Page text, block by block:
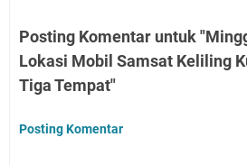
Posting Komentar untuk
Lokasi Mobil Samsat Keliling
Tiga Tempat"
Posting Komentar